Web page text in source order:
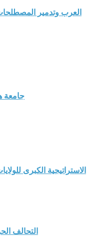
العرب وتدمير
جامعة
الاستراتيجية الكبرى
التحالف